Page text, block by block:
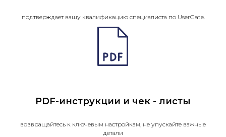
подтверждает вашу квалификацию специалиста по UserGate.
PDF-инструкции и чек - листы
возвращайтесь к ключевым настройкам, не упускайте важные
детали